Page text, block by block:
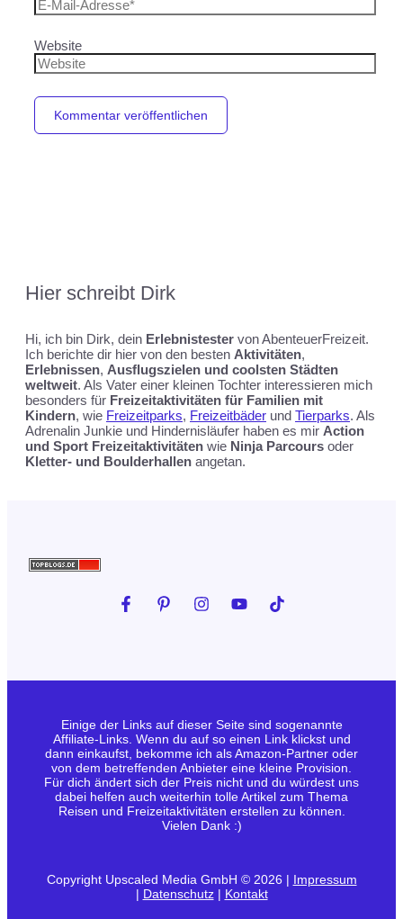
Website
Hier schreibt Dirk
Hi, ich bin Dirk, dein Erlebnistester von AbenteuerFreizeit.
Ich berichte dir hier von den besten Aktivitäten,
Erlebnissen, Ausflugszielen und coolsten Städten
weltweit. Als Vater einer kleinen Tochter interessieren mich
besonders für Freizeitaktivitäten für Familien mit
Kindern, wie Freizeitparks, Freizeitbäder und Tierparks. Als
Adrenalin Junkie und Hindernisläufer haben es mir Action
und Sport Freizeitaktivitäten wie Ninja Parcours oder
Kletter- und Boulderhallen angetan.
Einige der Links auf dieser Seite sind sogenannte
Affiliate-Links. Wenn du auf so einen Link klickst und
dann einkaufst, bekomme ich als Amazon-Partner oder
von dem betreffenden Anbieter eine kleine Provision.
Für dich ändert sich der Preis nicht und du würdest uns
dabei helfen auch weiterhin tolle Artikel zum Thema
Reisen und Freizeitaktivitäten erstellen zu können.
Vielen Dank :)
Copyright Upscaled Media GmbH © 2026 | Impressum
| Datenschutz| Kontakt